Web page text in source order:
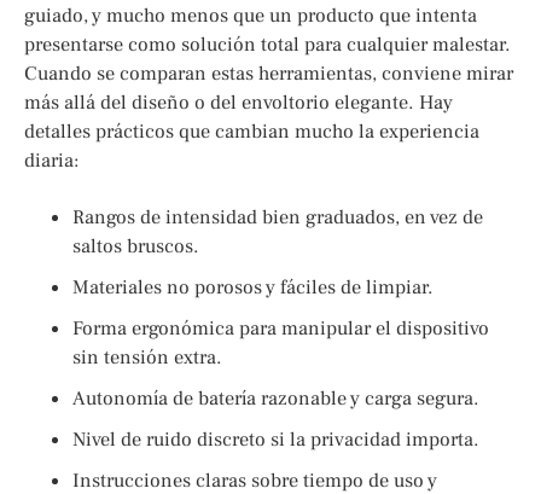
guiado, y mucho menos que un producto que intenta
presentarse como solución total para cualquier malestar.
Cuando se comparan estas herramientas, conviene mirar
más allá del diseño o del envoltorio elegante. Hay
detalles prácticos que cambian mucho la experiencia
diaria:
Rangos de intensidad bien graduados, en vez de
saltos bruscos.
Materiales no porosos y fáciles de limpiar.
Forma ergonómica para manipular el dispositivo
sin tensión extra.
Autonomía de batería razonable y carga segura.
Nivel de ruido discreto si la privacidad importa.
Instrucciones claras sobre tiempo de uso y